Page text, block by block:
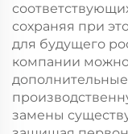
сохраняя при
для будущего
компании
замены